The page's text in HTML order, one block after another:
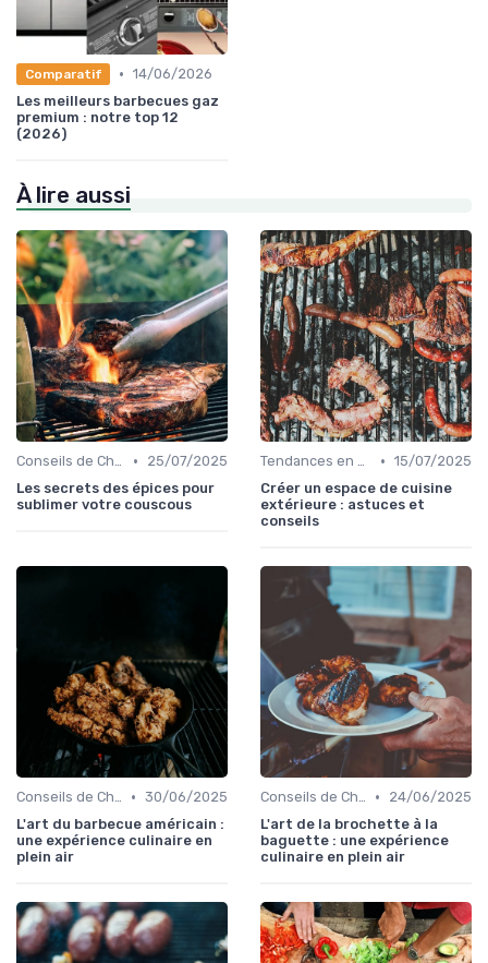
Comparatif • 14/06/2026
Les meilleurs barbecues gaz
premium : notre top 12
(2026)
À lire aussi
Conseils de Chefs pour Cuisiner en Extérieur •
25/07/2025
Les secrets des épices pour
sublimer votre couscous
Tendances en Cuisine Extérieure • 15/07/2025
Créer un espace de cuisine
extérieure : astuces et
conseils
Conseils de Chefs pour Cuisiner en Extérieur • 30/06/2025
L'art du barbecue américain :
une expérience culinaire en
plein air
Conseils de Chefs pour Cuisiner en Extérieur •
24/06/2025
L'art de la brochette à la
baguette : une expérience
culinaire en plein air